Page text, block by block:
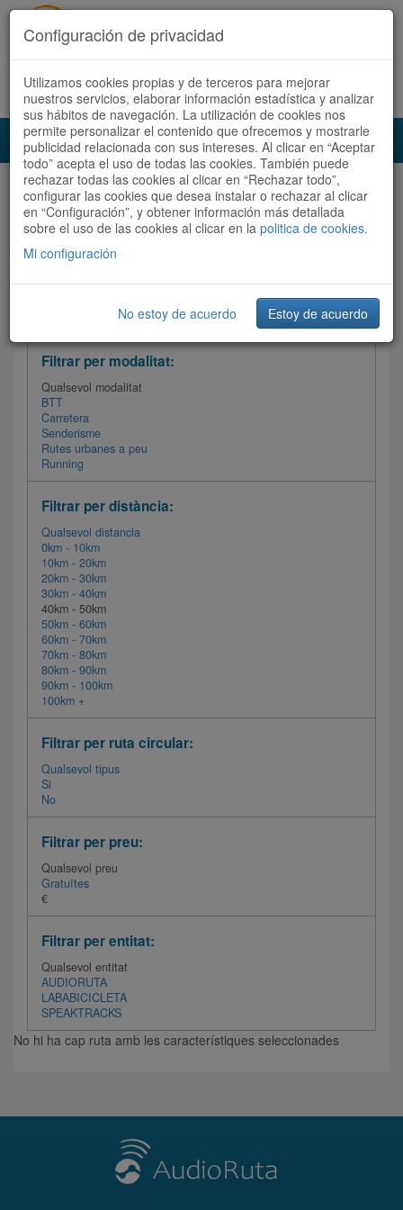
Accedeix Registra't ara Español Català
Audioruta Totes les rutes
Totes les rutes Ordenar per: Més recents / Dificultat
Filtrar les rutes
Filtrar per modalitat:
Qualsevol modalitat
BTT
Carretera
Senderisme
Rutes urbanes a peu
Running
Filtrar per distància:
Qualsevol distancia
0km - 10km
10km - 20km
20km - 30km
30km - 40km
40km - 50km
50km - 60km
60km - 70km
70km - 80km
80km - 90km
90km - 100km
100km +
Filtrar per ruta circular:
Qualsevol tipus
Si
No
Filtrar per preu:
Qualsevol preu
Gratuïtes
€
Filtrar per entitat:
Qualsevol entitat
AUDIORUTA
LABABICICLETA
SPEAKTRACKS
No hi ha cap ruta amb les característiques seleccionades
Configuración de privacidad
Utilizamos cookies propias y de terceros para mejorar
nuestros servicios, elaborar información estadística y analizar
sus hábitos de navegación. La utilización de cookies nos
permite personalizar el contenido que ofrecemos y mostrarle
publicidad relacionada con sus intereses. Al clicar en “Aceptar
todo” acepta el uso de todas las cookies. También puede
rechazar todas las cookies al clicar en “Rechazar todo”,
configurar las cookies que desea instalar o rechazar al clicar
en “Configuración”, y obtener información más detallada
sobre el uso de las cookies al clicar en la politica de cookies.
Mi configuración
No estoy de acuerdo Estoy de acuerdo